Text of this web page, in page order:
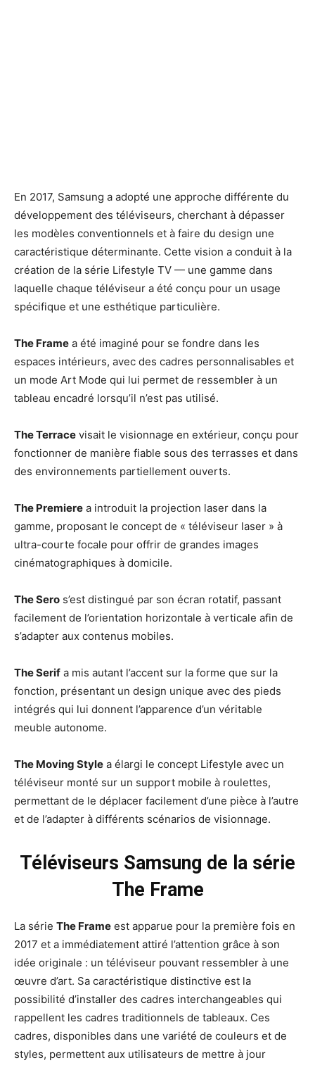
En 2017, Samsung a adopté une approche différente du
développement des téléviseurs, cherchant à dépasser
les modèles conventionnels et à faire du design une
caractéristique déterminante. Cette vision a conduit à la
création de la série Lifestyle TV — une gamme dans
laquelle chaque téléviseur a été conçu pour un usage
spécifique et une esthétique particulière.
The Frame a été imaginé pour se fondre dans les
espaces intérieurs, avec des cadres personnalisables et
un mode Art Mode qui lui permet de ressembler à un
tableau encadré lorsqu’il n’est pas utilisé.
The Terrace visait le visionnage en extérieur, conçu pour
fonctionner de manière fiable sous des terrasses et dans
des environnements partiellement ouverts.
The Premiere a introduit la projection laser dans la
gamme, proposant le concept de « téléviseur laser » à
ultra-courte focale pour offrir de grandes images
cinématographiques à domicile.
The Sero s’est distingué par son écran rotatif, passant
facilement de l’orientation horizontale à verticale afin de
s’adapter aux contenus mobiles.
The Serif a mis autant l’accent sur la forme que sur la
fonction, présentant un design unique avec des pieds
intégrés qui lui donnent l’apparence d’un véritable
meuble autonome.
The Moving Style a élargi le concept Lifestyle avec un
téléviseur monté sur un support mobile à roulettes,
permettant de le déplacer facilement d’une pièce à l’autre
et de l’adapter à différents scénarios de visionnage.
Téléviseurs Samsung de la série
The Frame
La série The Frame est apparue pour la première fois en
2017 et a immédiatement attiré l’attention grâce à son
idée originale : un téléviseur pouvant ressembler à une
œuvre d’art. Sa caractéristique distinctive est la
possibilité d’installer des cadres interchangeables qui
rappellent les cadres traditionnels de tableaux. Ces
cadres, disponibles dans une variété de couleurs et de
styles, permettent aux utilisateurs de mettre à jour